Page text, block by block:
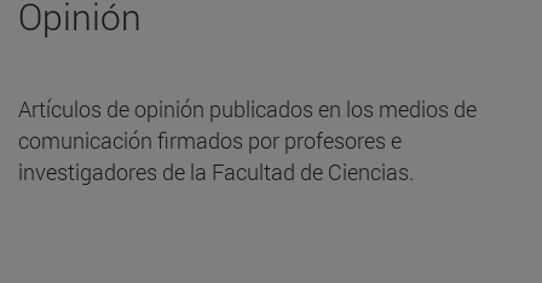
Opinión
Artículos de opinión publicados en los medios de
comunicación firmados por profesores e
investigadores de la Facultad de Ciencias.